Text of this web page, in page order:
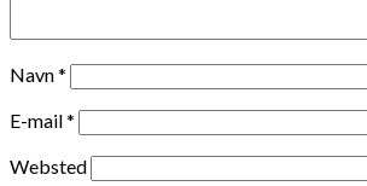
Navn*
E-mail*
Websted